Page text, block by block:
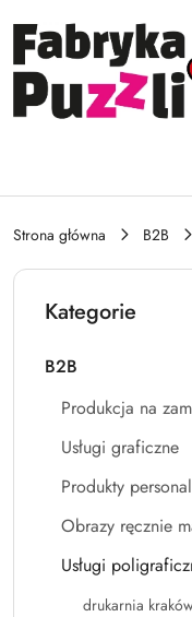
Przejdź do treści
Przejdź do
Przejdź do moje
Przejdź do menu
Przejdź do stopki
Strona główna B2B
Kategorie
B2B
Produkcja na
Usługi graficzne
Produkty
Obrazy ręcznie
Usługi
drukarnia